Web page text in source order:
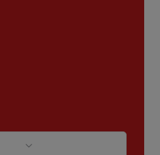
